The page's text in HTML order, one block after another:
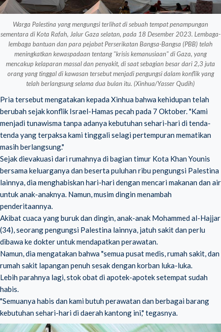
Warga Palestina yang mengungsi terlihat di sebuah tempat penampungan
sementara di Kota Rafah, Jalur Gaza selatan, pada 18 Desember 2023. Lembaga-
lembaga bantuan dan para pejabat Perserikatan Bangsa-Bangsa (PBB) telah
meningkatkan kewaspadaan tentang "krisis kemanusiaan" di Gaza, yang
mencakup kelaparan massal dan penyakit, di saat sebagian besar dari 2,3 juta
orang yang tinggal di kawasan tersebut menjadi pengungsi dalam konflik yang
telah berlangsung selama dua bulan itu. (Xinhua/Yasser Qudih)
Pria tersebut mengatakan kepada Xinhua bahwa kehidupan telah
berubah sejak konflik Israel-Hamas pecah pada 7 Oktober. "Kami
menjadi tunawisma tanpa adanya kebutuhan sehari-hari di tenda-
tenda yang terpaksa kami tinggali selagi pertempuran mematikan
masih berlangsung."
Sejak dievakuasi dari rumahnya di bagian timur Kota Khan Younis
bersama keluarganya dan beserta puluhan ribu pengungsi Palestina
lainnya, dia menghabiskan hari-hari dengan mencari makanan dan air
untuk anak-anaknya. Namun, musim dingin menambah
penderitaannya.
Akibat cuaca yang buruk dan dingin, anak-anak Mohammed al-Hajjar
(34), seorang pengungsi Palestina lainnya, jatuh sakit dan perlu
dibawa ke dokter untuk mendapatkan perawatan.
Namun, dia mengatakan bahwa "semua pusat medis, rumah sakit, dan
rumah sakit lapangan penuh sesak dengan korban luka-luka.
Lebih parahnya lagi, stok obat di apotek-apotek setempat sudah
habis.
"Semuanya habis dan kami butuh perawatan dan berbagai barang
kebutuhan sehari-hari di daerah kantong ini," tegasnya.